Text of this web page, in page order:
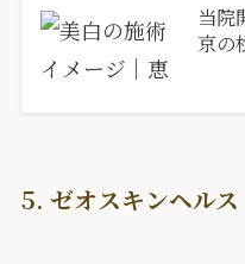
当院
京の
5. ゼオスキンヘル